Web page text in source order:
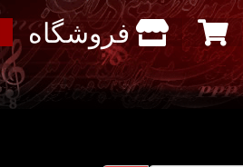
فروشگاه